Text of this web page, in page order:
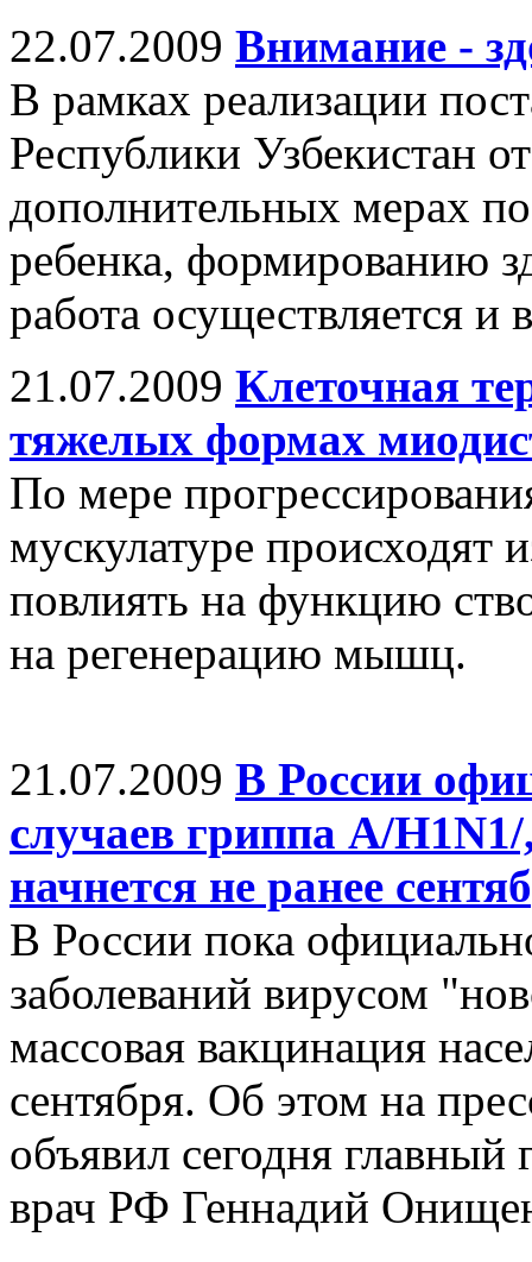
22.07.2009 Внимание -
В рамках реализации
Республики Узбекистан
дополнительных мерах
ребенка, формированию
работа осуществляется и
21.07.2009 Клеточная
тяжелых формах
По мере
мускулатуре происходят
повлиять на функцию
на регенерацию мышц.
21.07.2009 В России
случаев гриппа А/
начнется не ранее
В России пока
заболеваний вирусом
массовая вакцинация
сентября. Об этом на
объявил сегодня
врач РФ Геннадий